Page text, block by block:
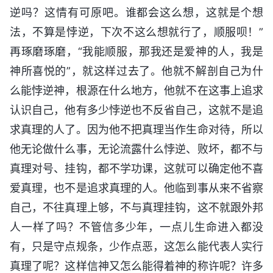
逆吗？这情有可原吧。谁都会这么想，这就是个想
法，不算是悖逆，下次不这么想就行了，顺服呗！”
再琢磨琢磨，“我能顺服，那我还是爱神的人，我是
神所喜悦的”，就这样过去了。他就不解剖自己为什
么能悖逆神，根源在什么地方，他就不在这事上追求
认识自己，他有多少悖逆也不反省自己，这就不是追
求真理的人了。因为他不把真理当作生命对待，所以
他无论做什么事，无论流露什么悖逆、败坏，都不与
真理对号、挂钩，都不学功课，这就可以确定他不喜
爱真理，也不是追求真理的人。他临到事从来不省察
自己，不往真理上够，不与真理挂钩，这不就跟外邦
人一样了吗？不管信多少年，一点儿生命进入都没
有，只是守点规条，少作点恶，这怎么能代表人实行
真理了呢？这样信神又怎么能得着神的称许呢？许多